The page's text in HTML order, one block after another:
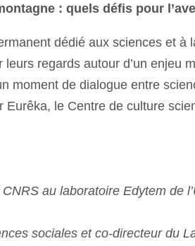
: quels défis pour
dédié aux sciences et à
regards autour d’un enjeu
moment de dialogue entre
le Centre de culture
au laboratoire Edytem de
sociales et co-directeur du